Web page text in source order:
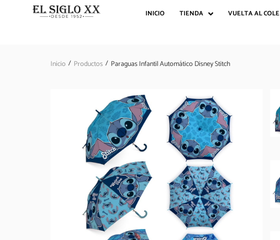
INICIO TIENDA VUELTA AL COLE
Inicio / Productos / Paraguas Infantil Automático Disney Stitch